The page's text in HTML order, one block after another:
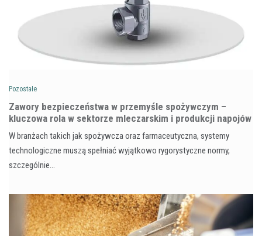
Pozostałe
Zawory bezpieczeństwa w przemyśle spożywczym –
kluczowa rola w sektorze mleczarskim i produkcji napojów
W branżach takich jak spożywcza oraz farmaceutyczna, systemy
technologiczne muszą spełniać wyjątkowo rygorystyczne normy,
szczególnie…